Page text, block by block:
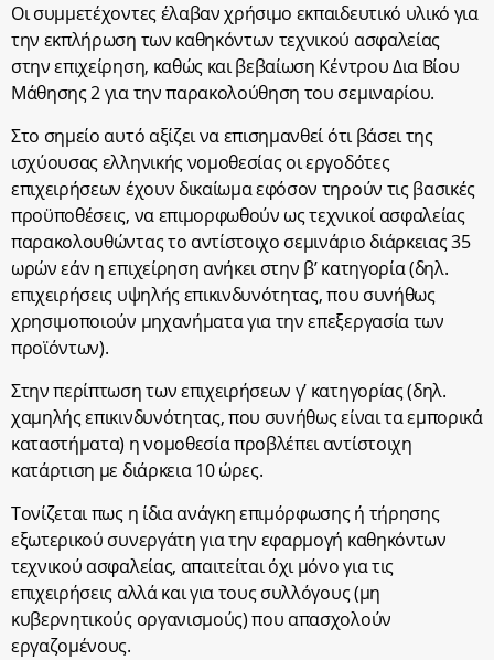
Οι συμμετέχοντες έλαβαν χρήσιμο εκπαιδευτικό υλικό για
την εκπλήρωση των καθηκόντων τεχνικού ασφαλείας
στην επιχείρηση, καθώς και βεβαίωση Κέντρου Δια Βίου
Μάθησης 2 για την παρακολούθηση του σεμιναρίου.
Στο σημείο αυτό αξίζει να επισημανθεί ότι βάσει της
ισχύουσας ελληνικής νομοθεσίας οι εργοδότες
επιχειρήσεων έχουν δικαίωμα εφόσον τηρούν τις βασικές
προϋποθέσεις, να επιμορφωθούν ως τεχνικοί ασφαλείας
παρακολουθώντας το αντίστοιχο σεμινάριο διάρκειας 35
ωρών εάν η επιχείρηση ανήκει στην β’ κατηγορία (δηλ.
επιχειρήσεις υψηλής επικινδυνότητας, που συνήθως
χρησιμοποιούν μηχανήματα για την επεξεργασία των
προϊόντων).
Στην περίπτωση των επιχειρήσεων γ’ κατηγορίας (δηλ.
χαμηλής επικινδυνότητας, που συνήθως είναι τα εμπορικά
καταστήματα) η νομοθεσία προβλέπει αντίστοιχη
κατάρτιση με διάρκεια 10 ώρες.
Τονίζεται πως η ίδια ανάγκη επιμόρφωσης ή τήρησης
εξωτερικού συνεργάτη για την εφαρμογή καθηκόντων
τεχνικού ασφαλείας, απαιτείται όχι μόνο για τις
επιχειρήσεις αλλά και για τους συλλόγους (μη
κυβερνητικούς οργανισμούς) που απασχολούν
εργαζομένους.